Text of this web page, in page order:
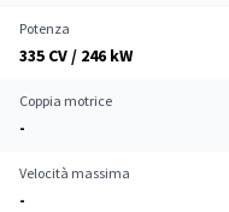
Potenza
335 CV / 246 kW
Coppia motrice
-
Velocità massima
-